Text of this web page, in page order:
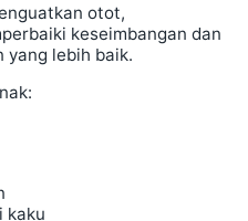
otot,
keseimbangan dan
yang lebih baik.
kaku